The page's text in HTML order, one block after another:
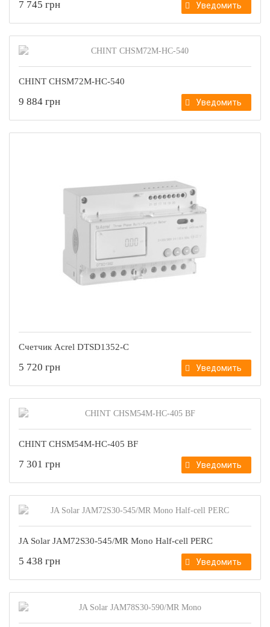
7 745 грн Уведомить
CHINT CHSM72M-HC-540
9 884 грн Уведомить
Счетчик Acrel DTSD1352-C
5 720 грн Уведомить
CHINT CHSM54M-НС-405 BF
7 301 грн Уведомить
JA Solar JAM72S30-545/MR Mono Half-cell PERC
5 438 грн Уведомить